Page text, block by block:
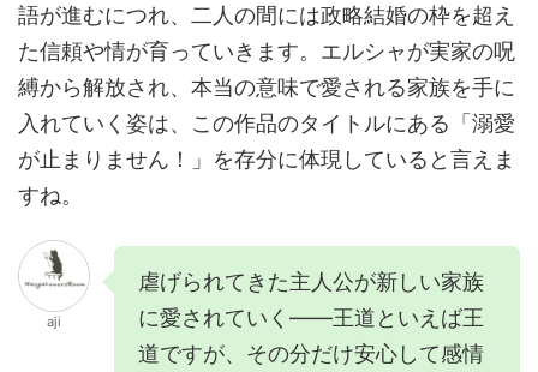
語が進むにつれ、二人の間には政略結婚の枠を超え
た信頼や情が育っていきます。エルシャが実家の呪
縛から解放され、本当の意味で愛される家族を手に
入れていく姿は、この作品のタイトルにある「溺愛
が止まりません！」を存分に体現していると言えま
すね。
aji
虐げられてきた主人公が新しい家族
に愛されていく――王道といえば王
道ですが、その分だけ安心して感情